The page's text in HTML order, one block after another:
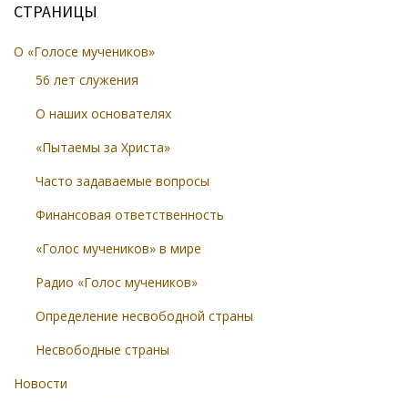
СТРАНИЦЫ
О «Голосе мучеников»
56 лет служения
О наших основателях
«Пытаемы за Христа»
Часто задаваемые вопросы
Финансовая ответственность
«Голос мучеников» в мире
Радио «Голос мучеников»
Определение несвободной страны
Несвободные страны
Новости